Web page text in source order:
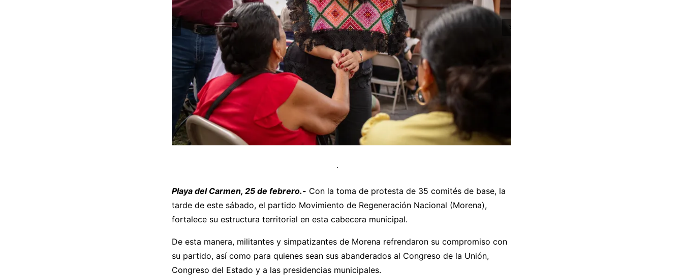
Playa del Carmen, 25 de febrero.- Con la toma de protesta de 35 comités de base, la
tarde de este sábado, el partido Movimiento de Regeneración Nacional (Morena),
fortalece su estructura territorial en esta cabecera municipal.
De esta manera, militantes y simpatizantes de Morena refrendaron su compromiso con
su partido, así como para quienes sean sus abanderados al Congreso de la Unión,
Congreso del Estado y a las presidencias municipales.